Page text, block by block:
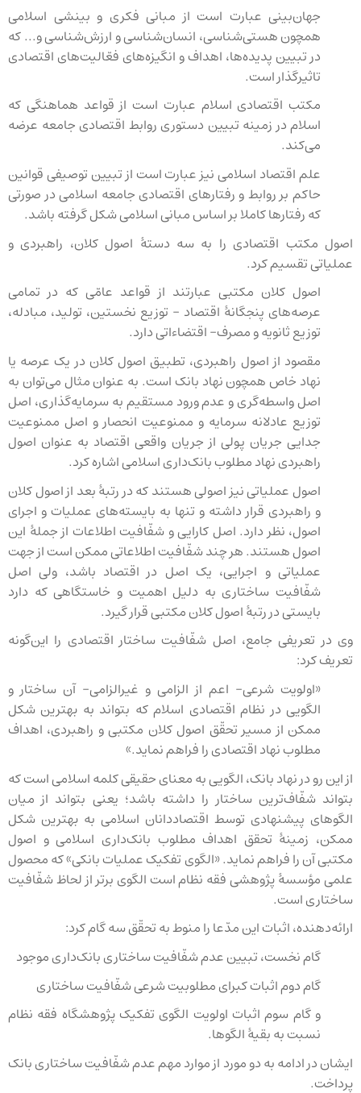
جهان‌بینی عبارت است از مبانی فکری و بینشی اسلامی
همچون هستی‌شناسی، انسان‌شناسی و ارزش‌شناسی و... که
در تبیین پدیده‌ها، اهداف و انگیزه‌های فعّالیت‌های اقتصادی
تاثیرگذار است.
مکتب اقتصادی اسلام عبارت است از قواعد هماهنگی که
اسلام در زمینه تبیین دستوری روابط اقتصادی جامعه عرضه
می‌کند.
علم اقتصاد اسلامی نیز عبارت است از تبیین توصیفی قوانین
حاکم بر روابط و رفتارهای اقتصادی جامعه اسلامی در صورتی
که رفتارها کاملا بر اساس مبانی اسلامی شکل گرفته باشد.
اصول مکتب اقتصادی را به سه دستهٔ اصول کلان، راهبردی و
عملیاتی تقسیم کرد.
اصول کلان مکتبی عبارتند از قواعد عامّی که در تمامی
عرصه‌های پنجگانهٔ اقتصاد - توزیع نخستین، تولید، مبادله،
توزیع ثانویه و مصرف- اقتضاءاتی دارد.
مقصود از اصول راهبردی، تطبیق اصول کلان در یک عرصه یا
نهاد خاص همچون نهاد بانک است. به عنوان مثال می‌توان به
اصل واسطه‌گری و عدم ورود مستقیم به سرمایه‌گذاری، اصل
توزیع عادلانه سرمایه و ممنوعیت انحصار و اصل ممنوعیت
جدایی جریان پولی از جریان واقعی اقتصاد به عنوان اصول
راهبردی نهاد مطلوب بانک‌داری اسلامی اشاره کرد.
اصول عملیاتی نیز اصولی هستند که در رتبهٔ بعد از اصول کلان
و راهبردی قرار داشته و تنها به بایسته‌های عملیات و اجرای
اصول، نظر دارد. اصل کارایی و شفّافیت اطلاعات از جملهٔ این
اصول هستند. هر چند شفّافیت اطلاعاتی ممکن است از جهت
عملیاتی و اجرایی، یک اصل در اقتصاد باشد، ولی اصل
شفّافیت ساختاری به دلیل اهمیت و خاستگاهی که دارد
بایستی در رتبهٔ اصول کلان مکتبی قرار گیرد.
وی در تعریفی جامع، اصل شفّافیت ساختار اقتصادی را این‌گونه
تعریف کرد:
«اولویت شرعی- اعم از الزامی و غیرالزامی- آن ساختار و
الگویی در نظام اقتصادی اسلام که بتواند به بهترین شکل
ممکن از مسیر تحقّق اصول کلان مکتبی و راهبردی، اهداف
مطلوب نهاد اقتصادی را فراهم نماید.»
از این رو در نهاد بانک، الگویی به معنای حقیقی کلمه اسلامی است که
بتواند شفّاف‌ترین ساختار را داشته باشد؛ یعنی بتواند از میان
الگوهای پیشنهادی توسط اقتصاددانان اسلامی به بهترین شکل
ممکن، زمینهٔ تحقق اهداف مطلوب بانک‌داری اسلامی و اصول
مکتبی آن را فراهم نماید. «الگوی تفکیک عملیات بانکی» که محصول
علمی مؤسسهٔ پژوهشی فقه نظام است الگوی برتر از لحاظ شفّافیت
ساختاری است.
ارائه‌دهنده، اثبات این مدّعا را منوط به تحقّق سه گام کرد:
گام نخست، تبیین عدم شفّافیت ساختاری بانک‌داری موجود
گام دوم اثبات کبرای مطلوبیت شرعی شفّافیت ساختاری
و گام سوم اثبات اولویت الگوی تفکیک پژوهشگاه فقه نظام
نسبت به بقیهٔ الگوها.
ایشان در ادامه به دو مورد از موارد مهم عدم شفّافیت ساختاری بانک
پرداخت.